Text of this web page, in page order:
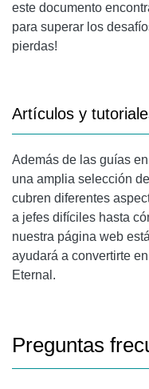
este documento
para superar los
pierdas!
Artículos y
Además de las guías
una amplia selección
cubren diferentes
a jefes difíciles hasta
nuestra página web
ayudará a convertirte
Eternal.
Preguntas